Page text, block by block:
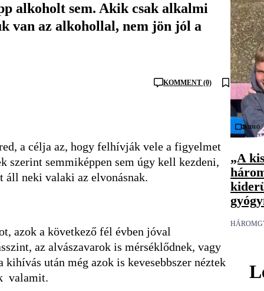
alkoholt sem. Akik csak alkalmi
van az alkohollal, nem jön jól a
KOMMENT (0)
a célja az, hogy felhívják vele a figyelmet
szerint semmiképpen sem úgy kell kezdeni,
áll neki valaki az elvonásnak.
azok a következő fél évben jóval
az alvászavarok is mérséklődnek, vagy
után még azok is kevesebbszer néztek
valamit.
Videó
„A